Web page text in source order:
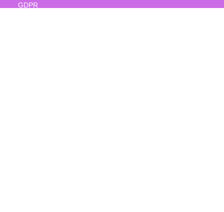
GDPR